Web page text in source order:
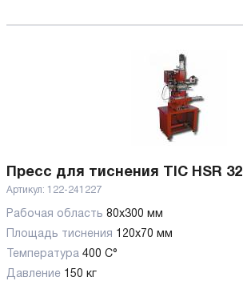
Пресс для тиснения TIC HSR 32
Артикул: 122-241227
Рабочая область 80х300 мм
Площадь тиснения 120х70 мм
Температура 400 С°
Давление 150 кг